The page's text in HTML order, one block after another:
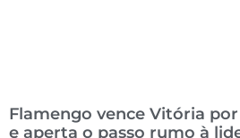
Flamengo vence Vitória
e aperta o passo rumo à